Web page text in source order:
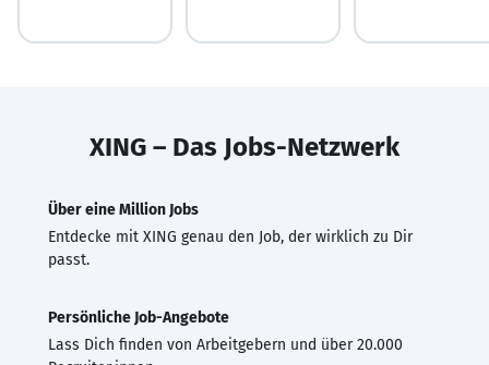
XING – Das Jobs-Netzwerk
Über eine Million Jobs
Entdecke mit XING genau den Job, der wirklich zu Dir
passt.
Persönliche Job-Angebote
Lass Dich finden von Arbeitgebern und über 20.000